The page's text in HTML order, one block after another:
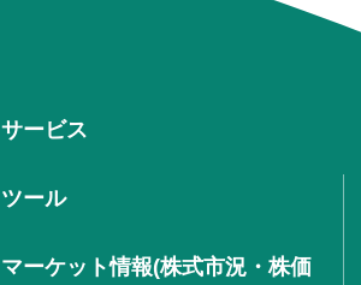
サービス
ツール
マーケット情報(株式市況・株価